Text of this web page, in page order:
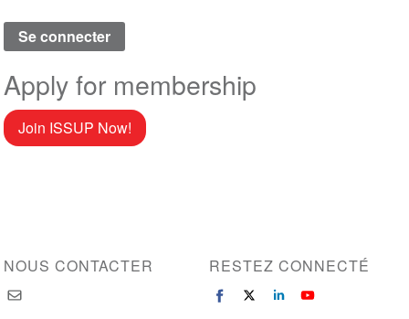
Apply for membership
Join ISSUP Now!
NOUS CONTACTER RESTEZ CONNECTÉ